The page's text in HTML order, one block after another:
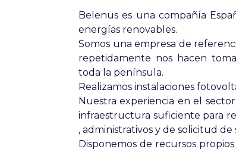
Belenus es una compañía
energías renovables.
Somos una empresa de
repetidamente nos hacen
toda la península.
Realizamos instalaciones
Nuestra experiencia en el
infraestructura suficiente para
, administrativos y de solicitud
Disponemos de recursos